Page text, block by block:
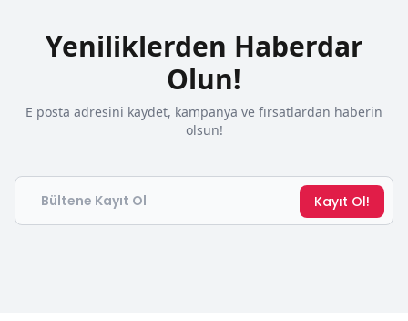
Yeniliklerden Haberdar
Olun!
E posta adresini kaydet, kampanya ve fırsatlardan haberin
olsun!
Email
Kayıt Ol!